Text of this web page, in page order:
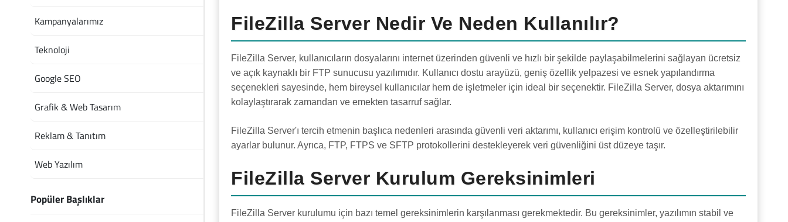
FileZilla Server Nedir Ve Neden Kullanılır?
FileZilla Server, kullanıcıların dosyalarını internet üzerinden güvenli ve hızlı bir şekilde paylaşabilmelerini sağlayan ücretsiz
ve açık kaynaklı bir FTP sunucusu yazılımıdır. Kullanıcı dostu arayüzü, geniş özellik yelpazesi ve esnek yapılandırma
seçenekleri sayesinde, hem bireysel kullanıcılar hem de işletmeler için ideal bir seçenektir. FileZilla Server, dosya aktarımını
kolaylaştırarak zamandan ve emekten tasarruf sağlar.
FileZilla Server'ı tercih etmenin başlıca nedenleri arasında güvenli veri aktarımı, kullanıcı erişim kontrolü ve özelleştirilebilir
ayarlar bulunur. Ayrıca, FTP, FTPS ve SFTP protokollerini destekleyerek veri güvenliğini üst düzeye taşır.
FileZilla Server Kurulum Gereksinimleri
FileZilla Server kurulumu için bazı temel gereksinimlerin karşılanması gerekmektedir. Bu gereksinimler, yazılımın stabil ve
Kampanyalarımız
Teknoloji
Google SEO
Grafik & Web Tasarım
Reklam & Tanıtım
Web Yazılım
Popüler Başlıklar